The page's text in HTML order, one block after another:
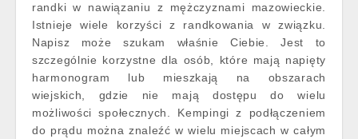
randki w nawiązaniu z mężczyznami mazowieckie.
Istnieje wiele korzyści z randkowania w związku.
Napisz może szukam właśnie Ciebie. Jest to
szczególnie korzystne dla osób, które mają napięty
harmonogram lub mieszkają na obszarach
wiejskich, gdzie nie mają dostępu do wielu
możliwości społecznych. Kempingi z podłączeniem
do prądu można znaleźć w wielu miejscach w całym